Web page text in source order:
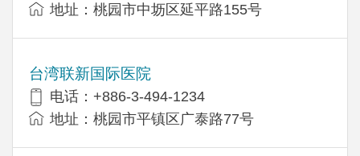
地址：桃园市中坜区延平路155号
台湾联新国际医院
电话：+886-3-494-1234
地址：桃园市平镇区广泰路77号